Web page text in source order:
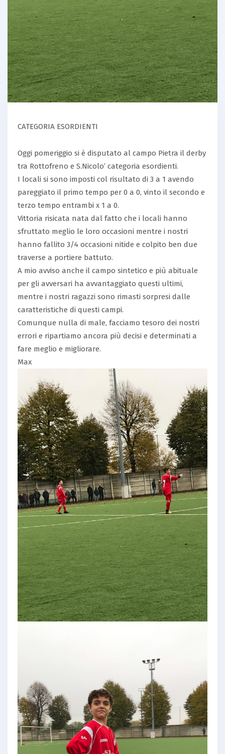
CATEGORIA ESORDIENTI
Oggi pomeriggio si è disputato al campo Pietra il derby
tra Rottofreno e S.Nicolo’ categoria esordienti.
I locali si sono imposti col risultato di 3 a 1 avendo
pareggiato il primo tempo per 0 a 0, vinto il secondo e
terzo tempo entrambi x 1 a 0.
Vittoria risicata nata dal fatto che i locali hanno
sfruttato meglio le loro occasioni mentre i nostri
hanno fallito 3/4 occasioni nitide e colpito ben due
traverse a portiere battuto.
A mio avviso anche il campo sintetico e più abituale
per gli avversari ha avvantaggiato questi ultimi,
mentre i nostri ragazzi sono rimasti sorpresi dalle
caratteristiche di questi campi.
Comunque nulla di male, facciamo tesoro dei nostri
errori e ripartiamo ancora più decisi e determinati a
fare meglio e migliorare.
Max